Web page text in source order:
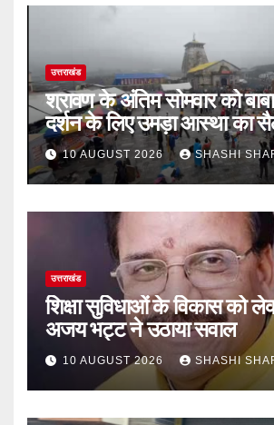
उत्तराखंड
श्रावण के अंतिम सोमवार को
दर्शन के लिए उमड़ा आस्था का
10 AUGUST 2026 SHASHI
उत्तराखंड
शिक्षा सुविधाओं के विकास को
अजय भट्ट ने उठाया सवाल
10 AUGUST 2026 SHASHI